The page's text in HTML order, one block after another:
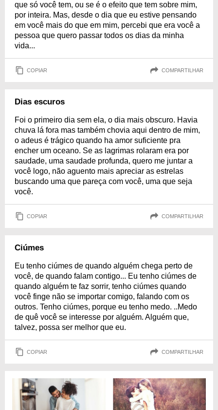
que só você tem, ou se é o efeito que tem sobre mim,
por inteira. Mas, desde o dia que eu estive pensando
em você mais do que em mim, percebi que era você a
pessoa que quero passar todos os dias da minha
vida...
COPIAR COMPARTILHAR
Dias escuros
Foi o primeiro dia sem ela, o dia mais obscuro. Havia
chuva lá fora mas também chovia aqui dentro de mim,
o adeus é trágico quando ha amor suficiente pra
encher um oceano. Se as lagrimas rolaram era por
saudade, uma saudade profunda, quero me juntar a
você logo, não aguento mais apreciar as estrelas
buscando uma que pareça com você, uma que seja
você.
COPIAR COMPARTILHAR
Ciúmes
Eu tenho ciúmes de quando alguém chega perto de
você, de quando falam contigo... Eu tenho ciúmes de
quando alguém te faz sorrir, tenho ciúmes quando
você finge não se importar comigo, falando com os
outros. Tenho ciúmes, porque eu tenho medo. ..Medo
de quê você se interesse por alguém. Alguém que,
talvez, possa ser melhor que eu.
COPIAR COMPARTILHAR